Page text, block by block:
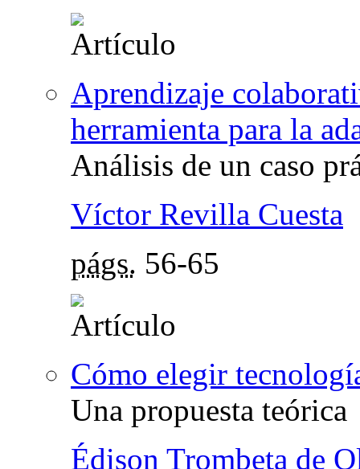
Aprendizaje
herramienta para la
Análisis de un caso
Víctor Revilla Cuesta
págs. 56-65
Cómo elegir
Una propuesta teórica
Édison Trombeta de